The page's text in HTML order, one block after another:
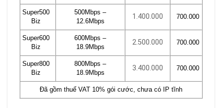
Super500
Biz
500Mbps –
12.6Mbps
1.400.000 700.000
Super600
Biz
600Mbps –
18.9Mbps
2.500.000 700.000
Super800
Biz
800Mbps –
18.9Mbps
3.400.000 700.000
Đã gồm thuế VAT 10% gói cước, chưa có IP tĩnh